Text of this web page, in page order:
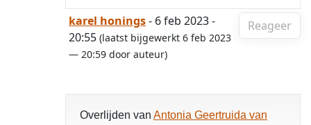
Reageer
karel honings- 6 feb 2023 -
20:55 (laatst bijgewerkt 6 feb 2023
— 20:59 door auteur)
Overlijden van Antonia Geertruida van